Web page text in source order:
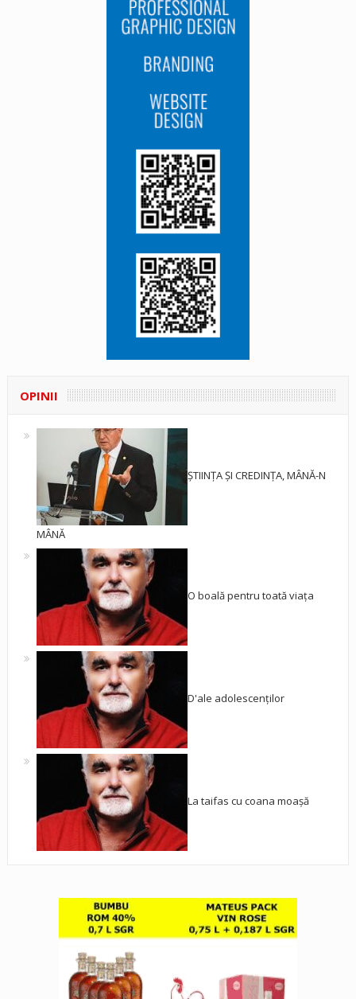
OPINII
ȘTIINȚA ȘI CREDINȚA, MÂNĂ-N
MÂNĂ
O boală pentru toată viața
D'ale adolescenților
La taifas cu coana moașă